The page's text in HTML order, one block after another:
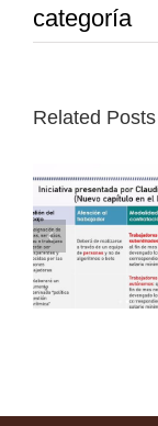
categoría
Related Posts